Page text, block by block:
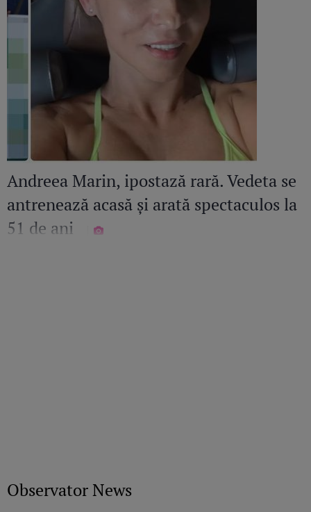
Andreea Marin, ipostază rară. Vedeta se
antrenează acasă și arată spectaculos la
51 de ani
Observator News